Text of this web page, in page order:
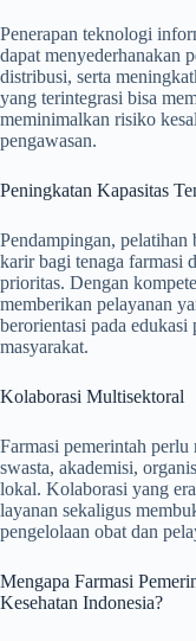
Penerapan teknologi
dapat menyederhanakan
distribusi, serta
yang terintegrasi bisa
meminimalkan risiko
pengawasan.
Peningkatan Kapasitas
Pendampingan, pelatihan
karir bagi tenaga farmasi
prioritas. Dengan
memberikan pelayanan
berorientasi pada edukasi
masyarakat.
Kolaborasi Multisektoral
Farmasi pemerintah
swasta, akademisi,
lokal. Kolaborasi yang
layanan sekaligus
pengelolaan obat dan
Mengapa Farmasi
Kesehatan Indonesia?